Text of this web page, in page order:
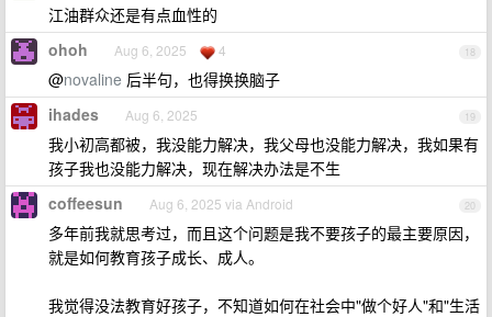
江油群众还是有点血性的
18
ohoh Aug 6, 2025 4
@novaline 后半句，也得换换脑子
19
ihades Aug 6, 2025
我小初高都被，我没能力解决，我父母也没能力解决，我如果有
孩子我也没能力解决，现在解决办法是不生
20
coffeesun Aug 6, 2025 via Android
多年前我就思考过，而且这个问题是我不要孩子的最主要原因，
就是如何教育孩子成长、成人。
我觉得没法教育好孩子，不知道如何在社会中"做个好人"和"生活